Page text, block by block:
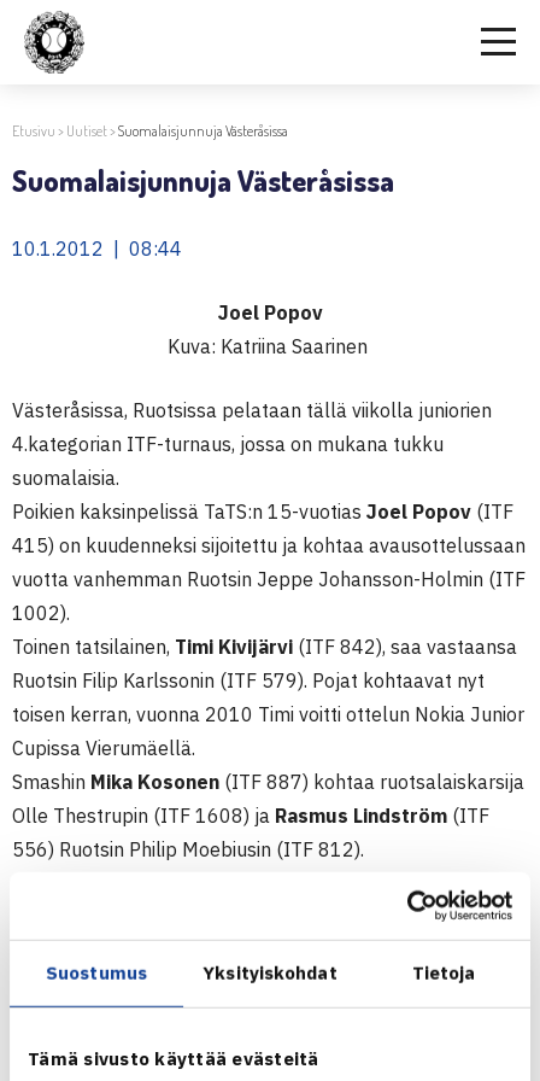
Suostumus Yksityiskohdat Tietoja
Tämä sivusto käyttää evästeitä
Etusivu > Uutiset>Suomalaisjunnuja Västeråsissa
Suomalaisjunnuja Västeråsissa
10.1.2012 | 08:44
Joel Popov
Kuva: Katriina Saarinen
Västeråsissa, Ruotsissa pelataan tällä viikolla juniorien
4.kategorian ITF-turnaus, jossa on mukana tukku
suomalaisia.
Poikien kaksinpelissä TaTS:n 15-vuotias Joel Popov (ITF
415) on kuudenneksi sijoitettu ja kohtaa avausottelussaan
vuotta vanhemman Ruotsin Jeppe Johansson-Holmin (ITF
1002).
Toinen tatsilainen, Timi Kivijärvi (ITF 842), saa vastaansa
Ruotsin Filip Karlssonin (ITF 579). Pojat kohtaavat nyt
toisen kerran, vuonna 2010 Timi voitti ottelun Nokia Junior
Cupissa Vierumäellä.
Smashin Mika Kosonen (ITF 887) kohtaa ruotsalaiskarsija
Olle Thestrupin (ITF 1608) ja Rasmus Lindström (ITF
556) Ruotsin Philip Moebiusin (ITF 812).
avausvastustaja on viimeviikkoisen
SALK Openin voittajan, Ruotsin Jonathan Mridhan (291).
Openin toisella kierroksella 6-3, 6-4 ja vuoden 2010 Nokia